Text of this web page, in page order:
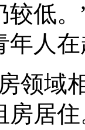
低
年人
域相
房居